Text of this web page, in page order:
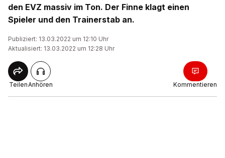
den EVZ massiv im Ton. Der Finne klagt einen
Spieler und den Trainerstab an.
Publiziert: 13.03.2022 um 12:10 Uhr
Aktualisiert: 13.03.2022 um 12:28 Uhr
TeilenAnhören Kommentieren